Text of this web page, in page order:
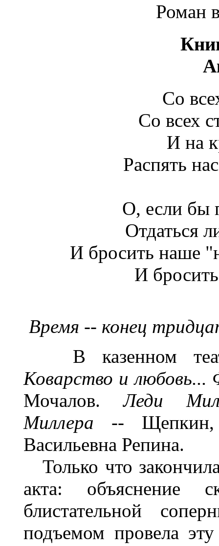
Роман
Со
Со всех
И на
Распять
О, если бы
Отдаться
И бросить наше
И
Время -- конец
В казенном
Коварство и любовь...
Мочалов.Леди
Миллера --
Васильевна Репина.
Только что
акта: объяснение
блистательной
подъемом провела